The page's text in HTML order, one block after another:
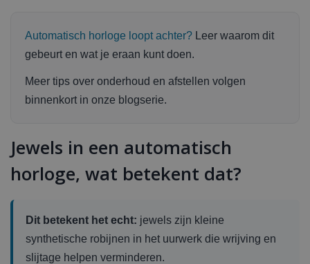
Automatisch horloge loopt achter? Leer waarom dit
gebeurt en wat je eraan kunt doen.
Meer tips over onderhoud en afstellen volgen
binnenkort in onze blogserie.
Jewels in een automatisch
horloge, wat betekent dat?
Dit betekent het echt: jewels zijn kleine
synthetische robijnen in het uurwerk die wrijving en
slijtage helpen verminderen.